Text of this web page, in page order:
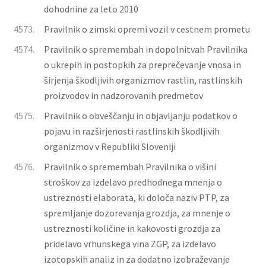
dohodnine za leto 2010
4573.
Pravilnik o zimski opremi vozil v cestnem prometu
4574.
Pravilnik o spremembah in dopolnitvah Pravilnika
o ukrepih in postopkih za preprečevanje vnosa in
širjenja škodljivih organizmov rastlin, rastlinskih
proizvodov in nadzorovanih predmetov
4575.
Pravilnik o obveščanju in objavljanju podatkov o
pojavu in razširjenosti rastlinskih škodljivih
organizmov v Republiki Sloveniji
4576.
Pravilnik o spremembah Pravilnika o višini
stroškov za izdelavo predhodnega mnenja o
ustreznosti elaborata, ki določa naziv PTP, za
spremljanje dozorevanja grozdja, za mnenje o
ustreznosti količine in kakovosti grozdja za
pridelavo vrhunskega vina ZGP, za izdelavo
izotopskih analiz in za dodatno izobraževanje